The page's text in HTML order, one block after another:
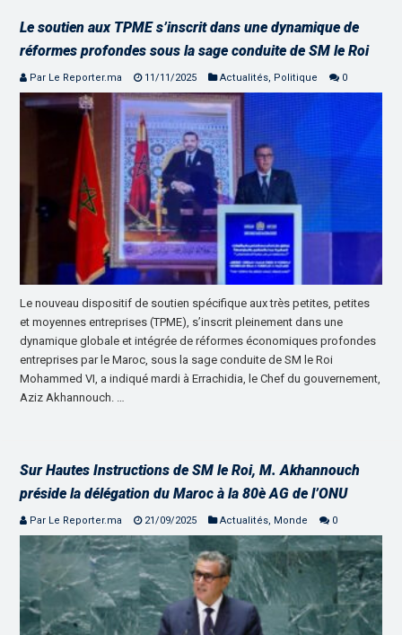
Le soutien aux TPME s’inscrit dans une dynamique de
réformes profondes sous la sage conduite de SM le Roi
Par Le Reporter.ma 11/11/2025 Actualités Politique 0
Le nouveau dispositif de soutien spécifique aux très petites, petites
et moyennes entreprises (TPME), s’inscrit pleinement dans une
dynamique globale et intégrée de réformes économiques profondes
entreprises par le Maroc, sous la sage conduite de SM le Roi
Mohammed VI, a indiqué mardi à Errachidia, le Chef du gouvernement,
Aziz Akhannouch. …
Sur Hautes Instructions de SM le Roi, M. Akhannouch
préside la délégation du Maroc à la 80è AG de l’ONU
Par Le Reporter.ma 21/09/2025 Actualités, Monde 0